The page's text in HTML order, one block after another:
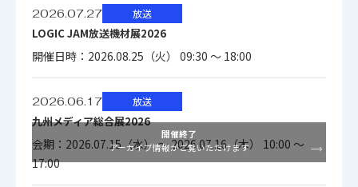
■M/E機能仕様
M/E数
4K：2M/E（ダブルプログラムによ
り2M/E） 2K：2M/E（ダブルプロ
グラムにより最大4M/Eまで拡張）
4K/2K共に標準搭載
2026.07.27 放送
LOGIC JAM放送機材展2026
開催日時：2026.08.25（火） 09:30 ～ 18:00
2026.06.17 放送
九州メディア総合展2026
会期：2026.07.15（水） ～ 2026.07.16（木） 10:00 ～
17:00
開催終了
アーカイブ情報がご覧いただけます